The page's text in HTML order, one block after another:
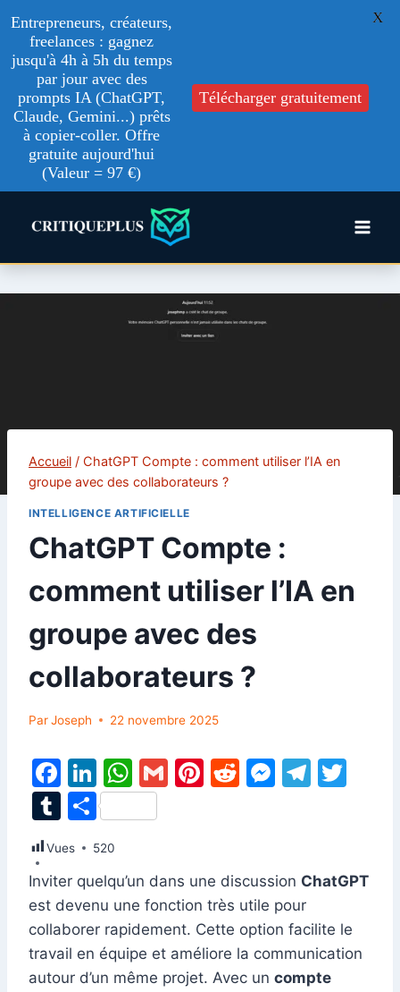
Accueil / ChatGPT Compte : comment utiliser l’IA en
groupe avec des collaborateurs ?
INTELLIGENCE ARTIFICIELLE
ChatGPT Compte :
comment utiliser l’IA en
groupe avec des
collaborateurs ?
ParJoseph 22 novembre 2025
F
a
c
e
b
o
o
k
Li
n
k
e
dI
n
W
h
at
A
p
p
G
Pi
st
R
t
M
e
n
g
er
T
a
m
T
m
bl
r
P
ar
ta
g
er
Vues 520
Inviter quelqu’un dans une discussion ChatGPT
est devenu une fonction très utile pour
collaborer rapidement. Cette option facilite le
travail en équipe et améliore la communication
autour d’un même projet. Avec un compte
Entrepreneurs, créateurs,
freelances : gagnez
jusqu'à 4h à 5h du temps
par jour avec des
prompts IA (ChatGPT,
Claude, Gemini...) prêts
à copier-coller. Offre
gratuite aujourd'hui
(Valeur = 97 €)
Télécharger gratuitement
X